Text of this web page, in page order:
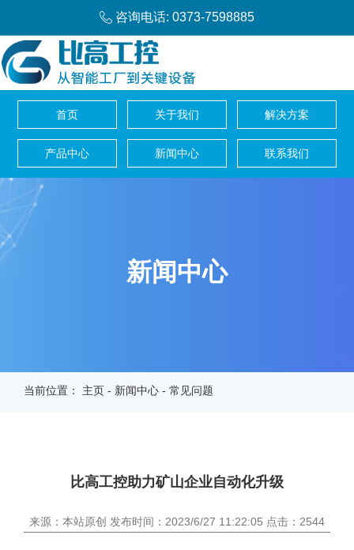
咨询电话: 0373-7598885
首页 关于我们 解决方案
产品中心 新闻中心 联系我们
新闻中心
当前位置： 主页 - 新闻中心 - 常见问题
比高工控助力矿山企业自动化升级
来源：本站原创 发布时间：2023/6/27 11:22:05 点击：2544